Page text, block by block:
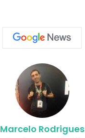
Marcelo Rodrigues